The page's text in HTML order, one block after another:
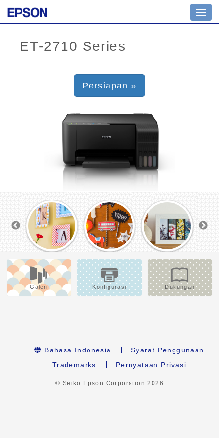
Persiapan »
Galeri Konfigurasi Dukungan
Bahasa Indonesia
Syarat Penggunaan
Trademarks
Pernyataan Privasi
© Seiko Epson Corporation2026